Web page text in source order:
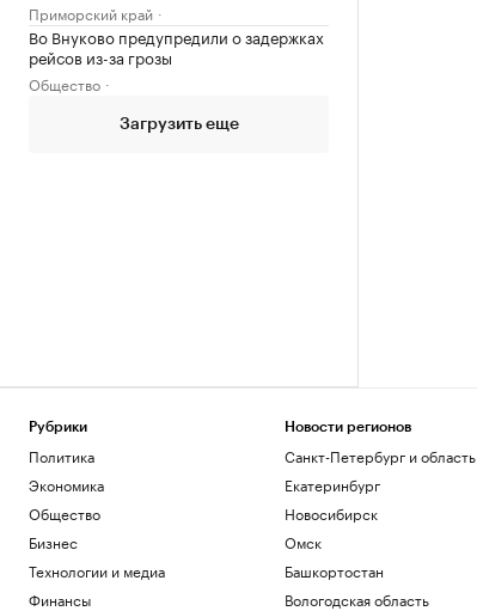
Приморский край
Во Внуково предупредили о задержках
рейсов из-за грозы
Общество
Загрузить еще
Рубрики
Политика
Экономика
Общество
Бизнес
Технологии и медиа
Финансы
Новости регионов
Санкт-Петербург и область
Екатеринбург
Новосибирск
Омск
Башкортостан
Вологодская область